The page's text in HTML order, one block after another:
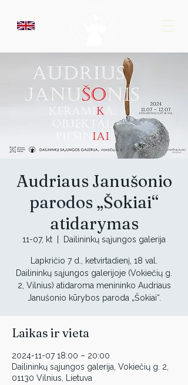
Audriaus Janušonio
parodos „Šokiai“
atidarymas
11-07, kt Dailininkų sąjungos galerija
Lapkričio 7 d., ketvirtadienį, 18 val.
Dailininkų sąjungos galerijoje (Vokiečių g.
2, Vilnius) atidaroma menininko Audriaus
Janušonio kūrybos paroda „Šokiai“.
Laikas ir vieta
2024-11-07 18:00 – 20:00
Dailininkų sąjungos galerija, Vokiečių g. 2,
01130 Vilnius, Lietuva